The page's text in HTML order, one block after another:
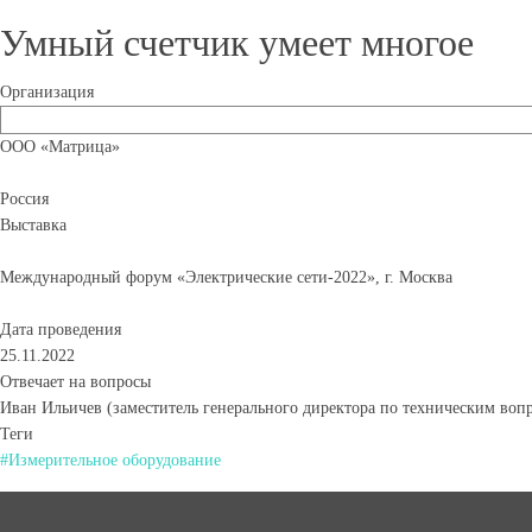
Умный счетчик умеет многое
Организация
ООО «Матрица»
Россия
Выставка
Международный форум «Электрические сети-2022», г. Москва
Дата проведения
25.11.2022
Отвечает на вопросы
Иван Ильичев (заместитель генерального директора по техническим
Теги
#Измерительное оборудование